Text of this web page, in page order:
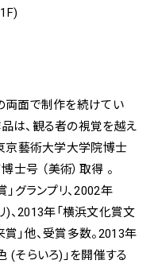
両面で制作を続けてい
は、観る者の視覚を越え
京藝術大学大学院博士
号 （美術）取得 。
グランプリ、2002年
)、2013年「横浜文化賞文
」他、受賞多数。2013年
(そらいろ)」を開催する